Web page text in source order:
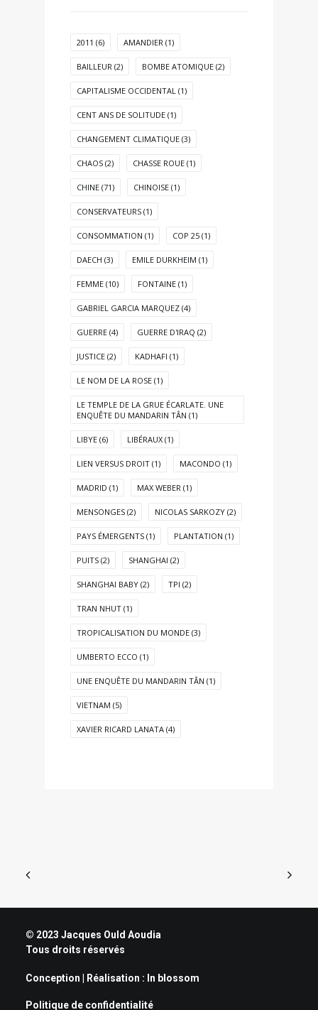
2011 (6) AMANDIER (1)
BAILLEUR (2) BOMBE ATOMIQUE (2)
CAPITALISME OCCIDENTAL (1)
CENT ANS DE SOLITUDE (1)
CHANGEMENT CLIMATIQUE (3)
CHAOS (2) CHASSE ROUE (1)
CHINE (71) CHINOISE (1)
CONSERVATEURS (1)
CONSOMMATION (1) COP 25 (1)
DAECH (3) EMILE DURKHEIM (1)
FEMME (10) FONTAINE (1)
GABRIEL GARCIA MARQUEZ (4)
GUERRE (4) GUERRE D'IRAQ (2)
JUSTICE (2) KADHAFI (1)
LE NOM DE LA ROSE (1)
LE TEMPLE DE LA GRUE ÉCARLATE. UNE
ENQUÊTE DU MANDARIN TÂN (1)
LIBYE (6) LIBÉRAUX (1)
LIEN VERSUS DROIT (1) MACONDO (1)
MADRID (1) MAX WEBER (1)
MENSONGES (2) NICOLAS SARKOZY (2)
PAYS ÉMERGENTS (1) PLANTATION (1)
PUITS (2) SHANGHAI (2)
SHANGHAI BABY (2) TPI (2)
TRAN NHUT (1)
TROPICALISATION DU MONDE (3)
UMBERTO ECCO (1)
UNE ENQUÊTE DU MANDARIN TÂN (1)
VIETNAM (5)
XAVIER RICARD LANATA (4)
© 2023 Jacques Ould Aoudia
Tous droits réservés
Conception | Réalisation : In blossom
Politique de confidentialité